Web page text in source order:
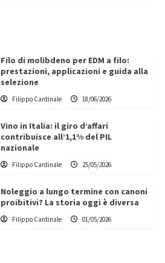
Filo di molibdeno per EDM a filo:
prestazioni, applicazioni e guida alla
selezione
Filippo Cardinale 18/06/2026
Vino in Italia: il giro d’affari
contribuisce all’1,1% del PIL
nazionale
Filippo Cardinale 25/05/2026
Noleggio a lungo termine con canoni
proibitivi? La storia oggi è diversa
Filippo Cardinale 01/05/2026